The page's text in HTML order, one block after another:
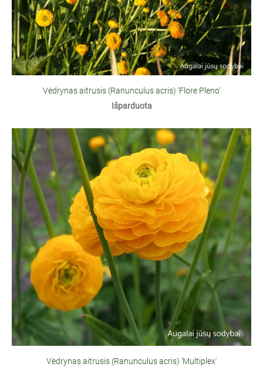
Vėdrynas aitrusis (Ranunculus acris) 'Flore Pleno'
Išparduota
Vėdrynas aitrusis (Ranunculus acris) 'Multiplex'